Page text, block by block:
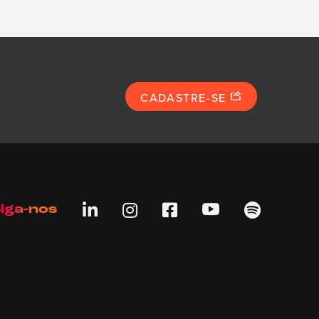
CADASTRE-SE
nos     